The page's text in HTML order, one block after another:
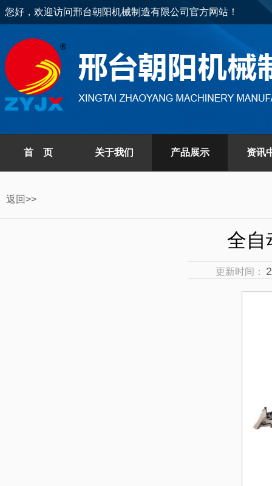
您好，欢迎访问邢台朝阳机械制造有限公司官方网站！
首 页 关于我们 产品展示 资讯
返回>>
全自
更新时间：